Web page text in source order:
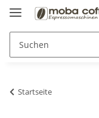
Startseite